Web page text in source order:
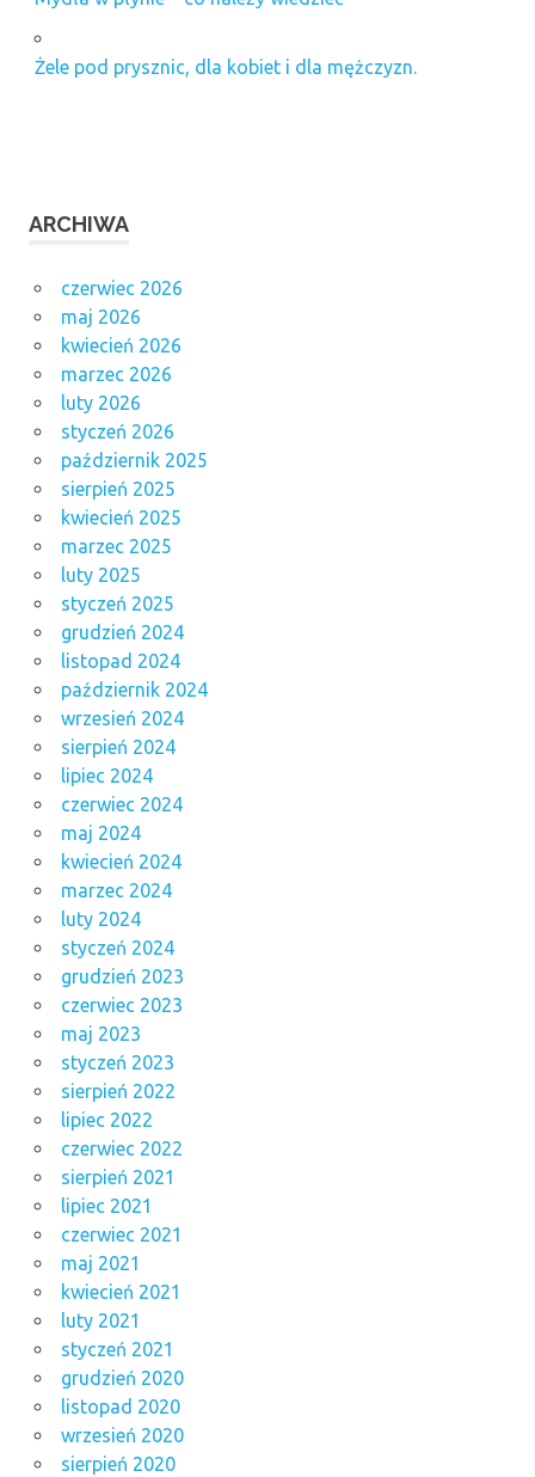
Żele pod prysznic, dla kobiet i dla mężczyzn.
ARCHIWA
czerwiec 2026
maj 2026
kwiecień 2026
marzec 2026
luty 2026
styczeń 2026
październik 2025
sierpień 2025
kwiecień 2025
marzec 2025
luty 2025
styczeń 2025
grudzień 2024
listopad 2024
październik 2024
wrzesień 2024
sierpień 2024
lipiec 2024
czerwiec 2024
maj 2024
kwiecień 2024
marzec 2024
luty 2024
styczeń 2024
grudzień 2023
czerwiec 2023
maj 2023
styczeń 2023
sierpień 2022
lipiec 2022
czerwiec 2022
sierpień 2021
lipiec 2021
czerwiec 2021
maj 2021
kwiecień 2021
luty 2021
styczeń 2021
grudzień 2020
listopad 2020
wrzesień 2020
sierpień 2020